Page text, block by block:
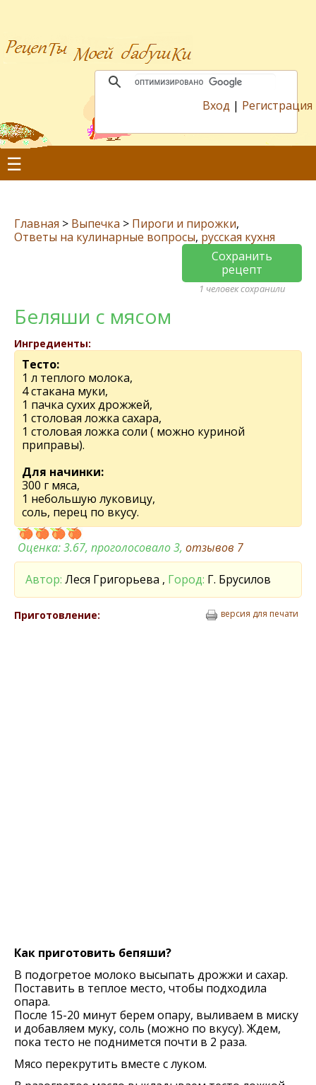
Вход | Регистрация
☰
Главная > Выпечка > Пироги и пирожки,
Ответы на кулинарные вопросы, русская кухня
Сохранить
рецепт
1 человек сохранили
Беляши с мясом
Ингредиенты:
Тесто:
1 л теплого молока,
4 стакана муки,
1 пачка сухих дрожжей,
1 столовая ложка сахара,
1 столовая ложка соли ( можно куриной
приправы).
Для начинки:
300 г мяса,
1 небольшую луковицу,
соль, перец по вкусу.
Оценка:3.67, проголосовало 3, отзывов 7
Автор: Леся Григорьева , Город: Г. Брусилов
Приготовление: версия для печати
Как приготовить бепяши?
В подогретое молоко высыпать дрожжи и сахар.
Поставить в теплое место, чтобы подходила
опара.
После 15-20 минут берем опару, выливаем в миску
и добавляем муку, соль (можно по вкусу). Ждем,
пока тесто не поднимется почти в 2 раза.
Мясо перекрутить вместе с луком.